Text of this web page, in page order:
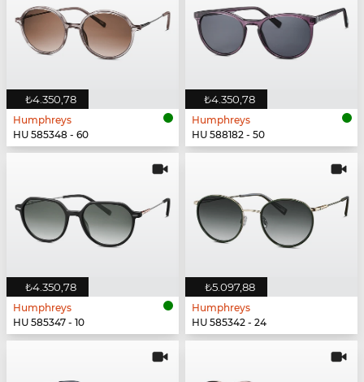
₺4.350,78
Humphreys
HU 585348 - 60
₺4.350,78
Humphreys
HU 588182 - 50
₺4.350,78
Humphreys
HU 585347 - 10
₺5.097,88
Humphreys
HU 585342 - 24